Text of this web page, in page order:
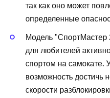
так как оно может
определенные
Модель "СпортМастер
для любителей
спортом на самокате.
возможность достичь
скорости